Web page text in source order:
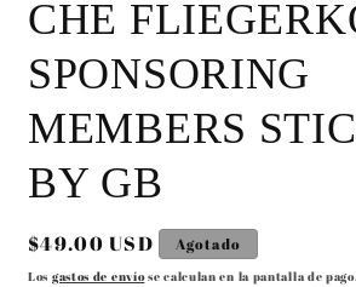
CHE
SPONSORING
MEMBERS
BY GB
Precio
habitual
$49.00 USD Agotado
Los gastos de envíose calculan en la pantalla de pago.